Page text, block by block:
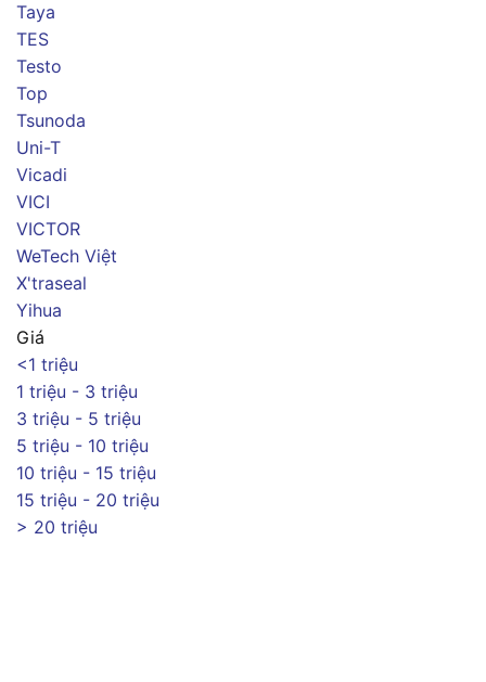
Taya
TES
Testo
Top
Tsunoda
Uni-T
Vicadi
VICI
VICTOR
WeTech Việt
X'traseal
Yihua
Giá
<1 triệu
1 triệu - 3 triệu
3 triệu - 5 triệu
5 triệu - 10 triệu
10 triệu - 15 triệu
15 triệu - 20 triệu
> 20 triệu